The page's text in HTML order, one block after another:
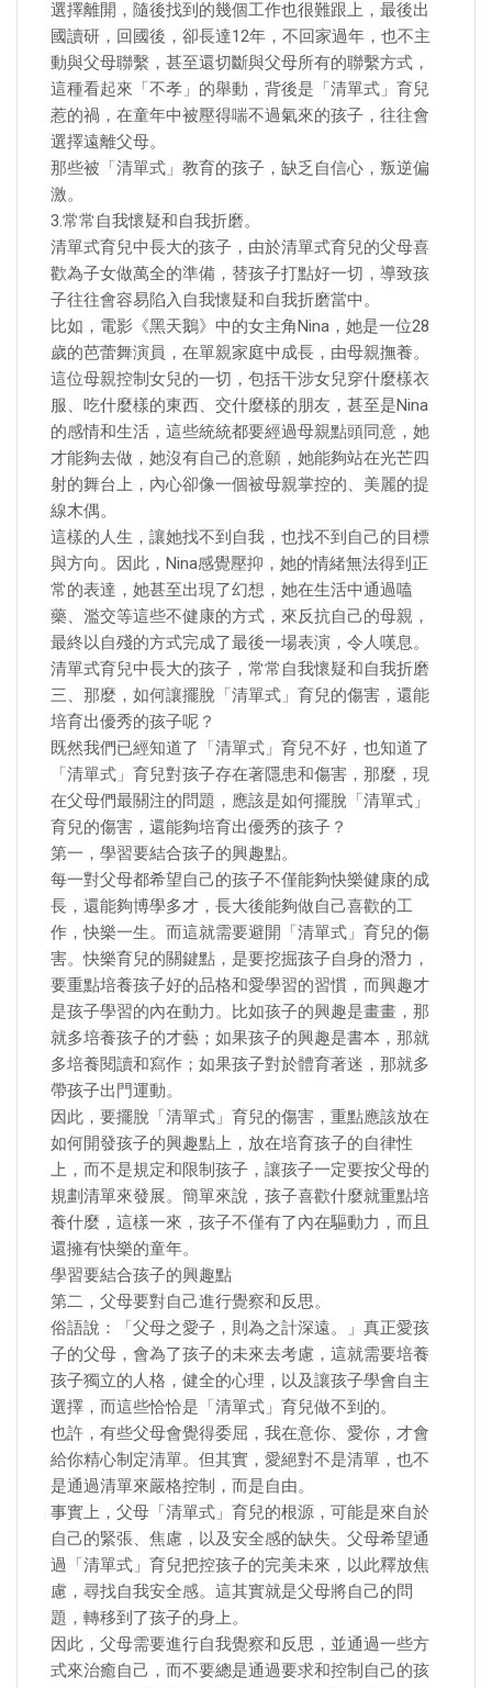
選擇離開，隨後找到的幾個工作也很難跟上，最後出
國讀研，回國後，卻長達12年，不回家過年，也不主
動與父母聯繫，甚至還切斷與父母所有的聯繫方式，
這種看起來「不孝」的舉動，背後是「清單式」育兒
惹的禍，在童年中被壓得喘不過氣來的孩子，往往會
選擇遠離父母。
那些被「清單式」教育的孩子，缺乏自信心，叛逆偏
激。
3.常常自我懷疑和自我折磨。
清單式育兒中長大的孩子，由於清單式育兒的父母喜
歡為子女做萬全的準備，替孩子打點好一切，導致孩
子往往會容易陷入自我懷疑和自我折磨當中。
比如，電影《黑天鵝》中的女主角Nina，她是一位28
歲的芭蕾舞演員，在單親家庭中成長，由母親撫養。
這位母親控制女兒的一切，包括干涉女兒穿什麼樣衣
服、吃什麼樣的東西、交什麼樣的朋友，甚至是Nina
的感情和生活，這些統統都要經過母親點頭同意，她
才能夠去做，她沒有自己的意願，她能夠站在光芒四
射的舞台上，內心卻像一個被母親掌控的、美麗的提
線木偶。
這樣的人生，讓她找不到自我，也找不到自己的目標
與方向。因此，Nina感覺壓抑，她的情緒無法得到正
常的表達，她甚至出現了幻想，她在生活中通過嗑
藥、濫交等這些不健康的方式，來反抗自己的母親，
最終以自殘的方式完成了最後一場表演，令人嘆息。
清單式育兒中長大的孩子，常常自我懷疑和自我折磨
三、那麼，如何讓擺脫「清單式」育兒的傷害，還能
培育出優秀的孩子呢？
既然我們已經知道了「清單式」育兒不好，也知道了
「清單式」育兒對孩子存在著隱患和傷害，那麼，現
在父母們最關注的問題，應該是如何擺脫「清單式」
育兒的傷害，還能夠培育出優秀的孩子？
第一，學習要結合孩子的興趣點。
每一對父母都希望自己的孩子不僅能夠快樂健康的成
長，還能夠博學多才，長大後能夠做自己喜歡的工
作，快樂一生。而這就需要避開「清單式」育兒的傷
害。快樂育兒的關鍵點，是要挖掘孩子自身的潛力，
要重點培養孩子好的品格和愛學習的習慣，而興趣才
是孩子學習的內在動力。比如孩子的興趣是畫畫，那
就多培養孩子的才藝；如果孩子的興趣是書本，那就
多培養閱讀和寫作；如果孩子對於體育著迷，那就多
帶孩子出門運動。
因此，要擺脫「清單式」育兒的傷害，重點應該放在
如何開發孩子的興趣點上，放在培育孩子的自律性
上，而不是規定和限制孩子，讓孩子一定要按父母的
規劃清單來發展。簡單來說，孩子喜歡什麼就重點培
養什麼，這樣一來，孩子不僅有了內在驅動力，而且
還擁有快樂的童年。
學習要結合孩子的興趣點
第二，父母要對自己進行覺察和反思。
俗語說：「父母之愛子，則為之計深遠。」真正愛孩
子的父母，會為了孩子的未來去考慮，這就需要培養
孩子獨立的人格，健全的心理，以及讓孩子學會自主
選擇，而這些恰恰是「清單式」育兒做不到的。
也許，有些父母會覺得委屈，我在意你、愛你，才會
給你精心制定清單。但其實，愛絕對不是清單，也不
是通過清單來嚴格控制，而是自由。
事實上，父母「清單式」育兒的根源，可能是來自於
自己的緊張、焦慮，以及安全感的缺失。父母希望通
過「清單式」育兒把控孩子的完美未來，以此釋放焦
慮，尋找自我安全感。這其實就是父母將自己的問
題，轉移到了孩子的身上。
因此，父母需要進行自我覺察和反思，並通過一些方
式來治癒自己，而不要總是通過要求和控制自己的孩